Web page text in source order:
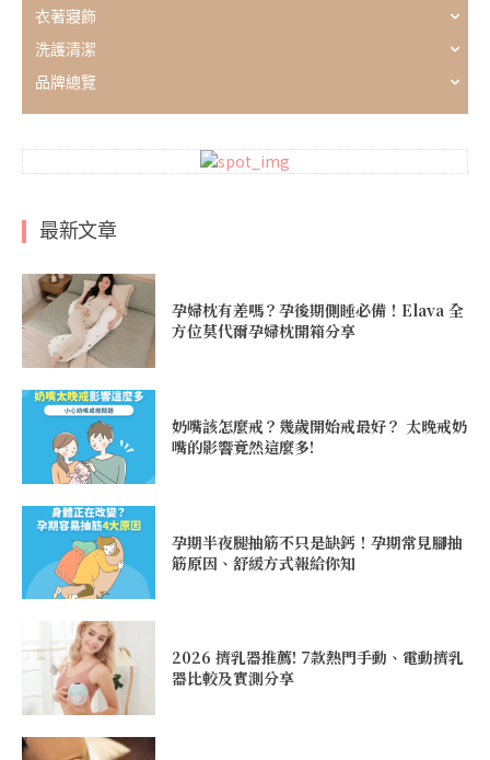
衣著寢飾
洗護清潔
品牌總覽
最新文章
孕婦枕有差嗎？孕後期側睡必備！Elava 全
方位莫代爾孕婦枕開箱分享
奶嘴該怎麼戒？幾歲開始戒最好？ 太晚戒奶
嘴的影響竟然這麼多!
孕期半夜腿抽筋不只是缺鈣！孕期常見腳抽
筋原因、舒緩方式報給你知
2026 擠乳器推薦! 7款熱門手動、電動擠乳
器比較及實測分享